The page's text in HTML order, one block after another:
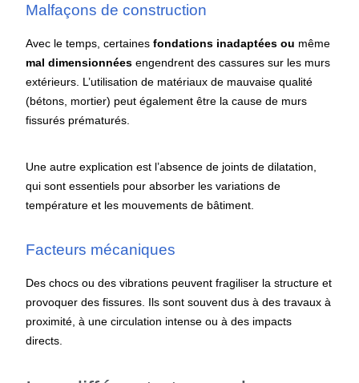
Malfaçons de construction
Avec le temps, certainesfondations inadaptées ou même
mal dimensionnées engendrent des cassures sur les murs
extérieurs. L’utilisation de matériaux de mauvaise qualité
(bétons, mortier) peut également être la cause de murs
fissurés prématurés.
Une autre explication est l’absence de joints de dilatation,
qui sont essentiels pour absorber les variations de
température et les mouvements de bâtiment.
Facteurs mécaniques
Des chocs ou des vibrations peuvent fragiliser la structure et
provoquer des fissures. Ils sont souvent dus à des travaux à
proximité, à une circulation intense ou à des impacts
directs.